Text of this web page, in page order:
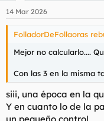
Buenas noches.
e
s
14 Mar 2026
FolladorDeFollaoras
Mejor no calcularlo....
Con las 3 en la misma
siii, una época en la
Y en cuanto lo de la